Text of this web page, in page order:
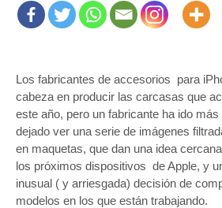
Los fabricantes de accesorios para
cabeza en producir las carcasas que
este año, pero un fabricante ha ido
dejado ver una serie de imágenes
en maquetas, que dan una idea
los próximos dispositivos de Apple, y
inusual ( y arriesgada) decisión de
modelos en los que están trabajando.